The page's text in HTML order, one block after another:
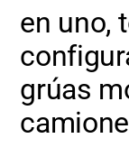
en uno,
grúas